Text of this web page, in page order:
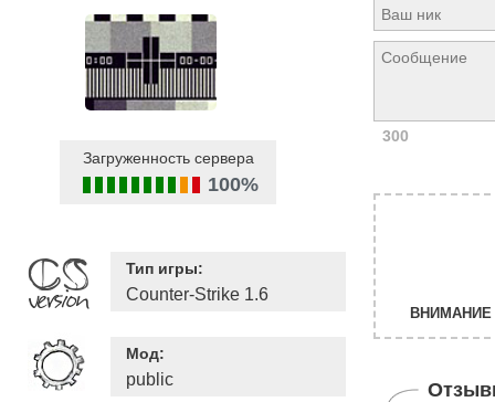
Загруженность сервера
100%
Тип игры:
Counter-Strike 1.6
Мод:
public
300
ВНИМАНИЕ